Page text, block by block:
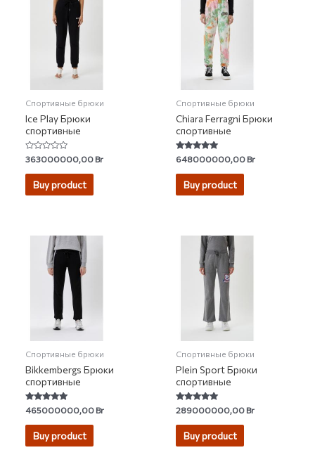
Спортивные брюки
Ice Play Брюки
спортивные
Rated
0
out
363000000,00Br
Buy product
Спортивные брюки
Chiara Ferragni Брюки
спортивные
Rated
5.00
out of 5
648000000,00Br
Buy product
Спортивные брюки
Bikkembergs Брюки
спортивные
Rated
5.00
out of 5
465000000,00Br
Buy product
Спортивные брюки
Plein Sport Брюки
спортивные
Rated
5.00
out of 5
289000000,00Br
Buy product